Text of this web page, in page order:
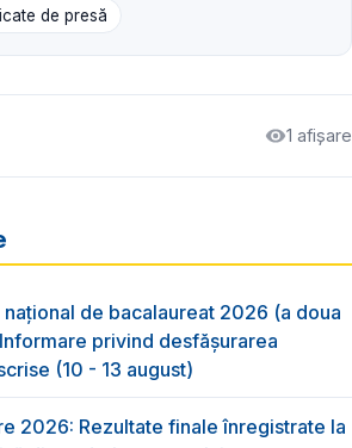
de presă
1 afișare
național de bacalaureat 2026 (a doua
privind desfășurarea
(10 - 13 august)
2026: Rezultate finale înregistrate la